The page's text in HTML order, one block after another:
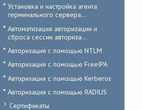
Установка и настройка агента
терминального сервера...
Автоматизация авторизации и
сброса сессии авториза...
Авторизация с помощью NTLM
Авторизация с помощью FreeIPA
Авторизация с помощью Kerberos
Авторизация с помощью RADIUS
Сертификаты